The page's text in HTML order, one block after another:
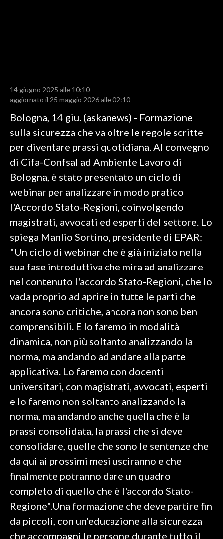
RISULTATI E CLASSIFICHE
CALCIO REGIONALE
BASKET
VOLLEY
MOTORI
TENNIS
ALTRI SPORT
CULTURA
SPETTACOLI
GOSSIP
SALUTE
SARDEGNA TURISMO
SARDI NEL MONDO
NOTIZIE
EVENTI
3 MINUTI CON
INSULARITÀ
INFO AZIENDE
ANNUNCI
NECROLOGI
PUBBLICITÀ
14 giugno 2025 alle 10:10
aggiornato il 25 maggio 2026 alle 02:10
Bologna, 14 giu. (askanews) - Formazione
sulla sicurezza che va oltre le regole scritte
per diventare prassi quotidiana. Al convegno
di Cifa-Confsal ad Ambiente Lavoro di
Bologna, è stato presentato un ciclo di
webinar per analizzare in modo pratico
l'Accordo Stato-Regioni, coinvolgendo
magistrati, avvocati ed esperti del settore. Lo
spiega Manlio Sortino, presidente di EPAR:
"Un ciclo di webinar che è già iniziato nella
sua fase introduttiva che mira ad analizzare
nel contenuto l'accordo Stato-Regioni, che lo
vada proprio ad aprire in tutte le parti che
ancora sono critiche, ancora non sono ben
comprensibili. E lo faremo in modalità
dinamica, non più soltanto analizzando la
norma, ma andando ad andare alla parte
applicativa. Lo faremo con docenti
universitari, con magistrati, avvocati, esperti
e lo faremo non soltanto analizzando la
norma, ma andando anche quella che è la
prassi consolidata, la prassi che si deve
consolidare, quelle che sono le sentenze che
da qui ai prossimi mesi usciranno e che
finalmente potranno dare un quadro
completo di quello che è l'accordo Stato-
Regione".Una formazione che deve partire fin
da piccoli, con un'educazione alla sicurezza
che accompagni le persone durante tutto il